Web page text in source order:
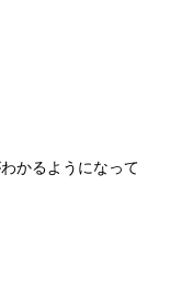
かるようになって